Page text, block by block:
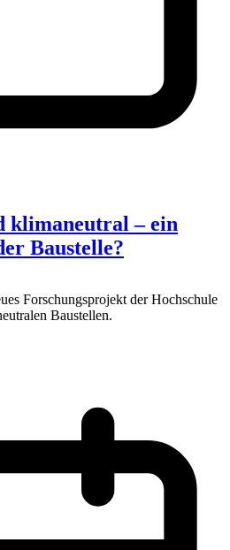
klimaneutral – ein
Baustelle?
Forschungsprojekt der Hochschule
Baustellen.